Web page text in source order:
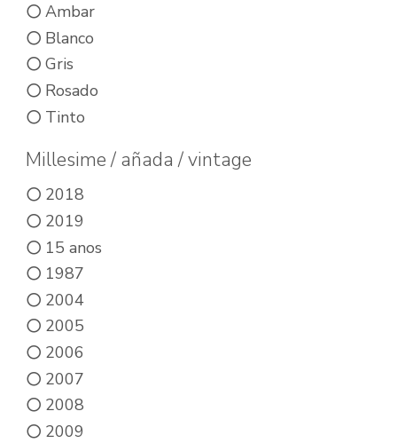
Ambar
Blanco
Gris
Rosado
Tinto
Millesime / añada / vintage
2018
2019
15 anos
1987
2004
2005
2006
2007
2008
2009